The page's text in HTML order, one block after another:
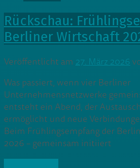
Rückschau:
Berliner Wirtschaft
Veröffentlicht am 27. März 2026
Was passiert, wenn vier Berliner
Unternehmensnetzwerke
entsteht ein Abend, der
ermöglicht und neue
Beim Frühlingsempfang der
2026 – gemeinsam initiiert